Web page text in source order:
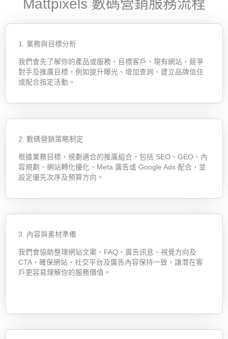
Mattpixels 數碼營銷服務流程
1. 業務與目標分析
我們會先了解你的產品或服務、目標客戶、現有網站、競爭
對手及推廣目標，例如提升曝光、增加查詢、建立品牌信任
或配合指定活動。
2. 數碼營銷策略制定
根據業務目標，規劃適合的推廣組合，包括 SEO、GEO、內
容規劃、網站轉化優化、Meta 廣告或 Google Ads 配合，並
設定優先次序及預算方向。
3. 內容與素材準備
我們會協助整理網站文案、FAQ、廣告訊息、視覺方向及
CTA，確保網站、社交平台及廣告內容保持一致，讓潛在客
戶更容易理解你的服務價值。